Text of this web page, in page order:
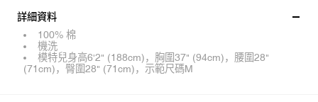
詳細資料
100% 棉
機洗
模特兒身高6'2" (188cm)，胸圍37" (94cm)，腰圍28"
(71cm)，臀圍28" (71cm)，示範尺碼M